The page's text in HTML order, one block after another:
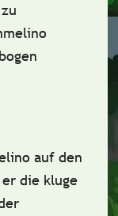
auf den
die kluge